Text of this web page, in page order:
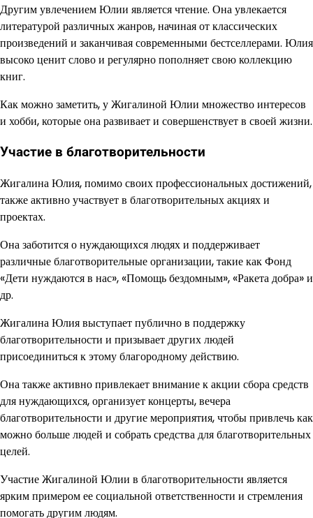
Другим увлечением Юлии является чтение. Она увлекается
литературой различных жанров, начиная от классических
произведений и заканчивая современными бестселлерами. Юлия
высоко ценит слово и регулярно пополняет свою коллекцию
книг.
Как можно заметить, у Жигалиной Юлии множество интересов
и хобби, которые она развивает и совершенствует в своей жизни.
Участие в благотворительности
Жигалина Юлия, помимо своих профессиональных достижений,
также активно участвует в благотворительных акциях и
проектах.
Она заботится о нуждающихся людях и поддерживает
различные благотворительные организации, такие как Фонд
«Дети нуждаются в нас», «Помощь бездомным», «Ракета добра» и
др.
Жигалина Юлия выступает публично в поддержку
благотворительности и призывает других людей
присоединиться к этому благородному действию.
Она также активно привлекает внимание к акции сбора средств
для нуждающихся, организует концерты, вечера
благотворительности и другие мероприятия, чтобы привлечь как
можно больше людей и собрать средства для благотворительных
целей.
Участие Жигалиной Юлии в благотворительности является
ярким примером ее социальной ответственности и стремления
помогать другим людям.